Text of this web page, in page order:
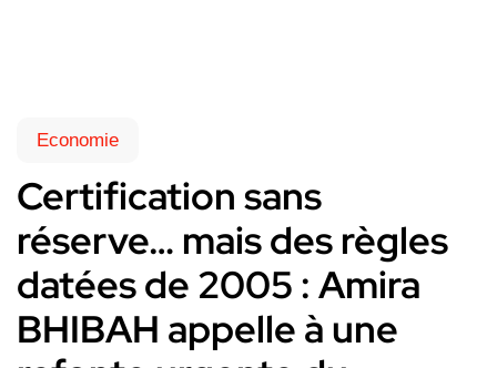
Economie
Certification sans
réserve… mais des règles
datées de 2005 : Amira
BHIBAH appelle à une